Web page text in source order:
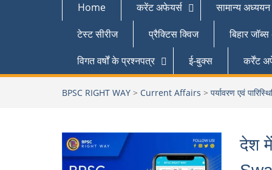
Home करेंट अफेयर्स
सामान्य अध्ययन
टेस्ट सीरीज
प्रैक्टिस क्विज
बिहार
विगत वर्षों के प्रश्नपत्र
ई-बुक्स कर्रेंट
BPSC RIGHT WAY > Current Affairs > पर्यावरण एवं
देश